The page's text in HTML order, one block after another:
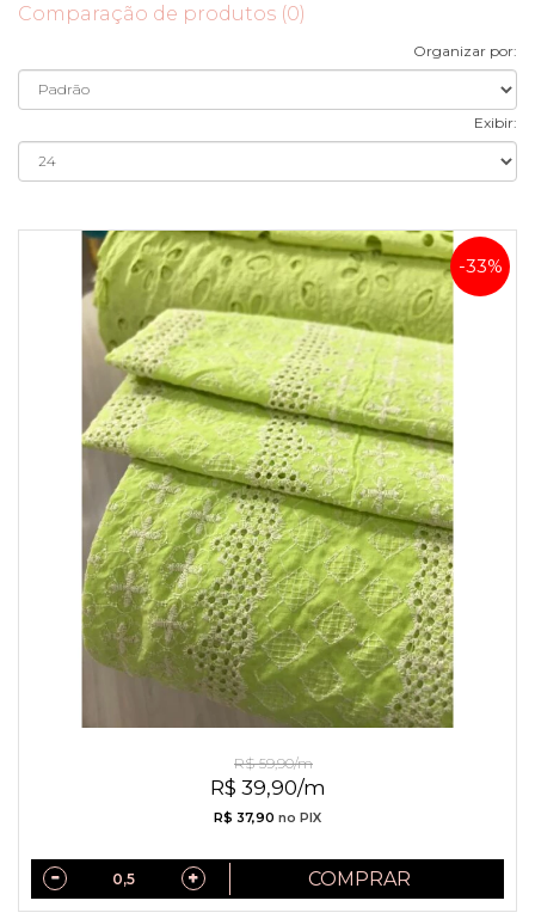
Comparação de produtos (0)
Organizar por:
Exibir:
R$ 39,90/m
R$ 59,90/m
-33%
R$ 37,90 no PIX
COMPRAR